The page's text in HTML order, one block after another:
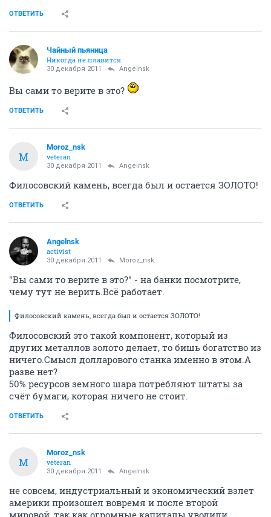
ОТВЕТИТЬ
Чайный пьяница
Никогда не плавится
30 декабря 2011 Angelnsk
Вы сами то верите в это?
ОТВЕТИТЬ
M
Moroz_nsk
veteran
30 декабря 2011 Angelnsk
Филосовский камень, всегда был и остается ЗОЛОТО!
ОТВЕТИТЬ
Angelnsk
activist
30 декабря 2011 Moroz_nsk
"Вы сами то верите в это?" - на банки посмотрите,
чему тут не верить.Всё работает.
Филосовский камень, всегда был и остается ЗОЛОТО!
Филосовский это такой компонент, который из
других металлов золото делает, то бишь богатство из
ничего.Смысл долларового станка именно в этом.А
разве нет?
50% ресурсов земного шара потребляют штаты за
счёт бумаги, которая ничего не стоит.
ОТВЕТИТЬ
M
Moroz_nsk
veteran
30 декабря 2011 Angelnsk
не совсем, индустриальный и экономический взлет
америки произошел вовремя и после второй
мировой, так как огромные капиталы уводили